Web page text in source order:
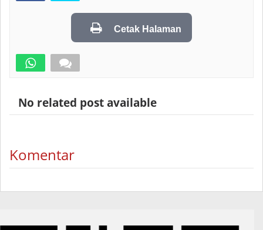
Cetak Halaman
No related post available
Komentar